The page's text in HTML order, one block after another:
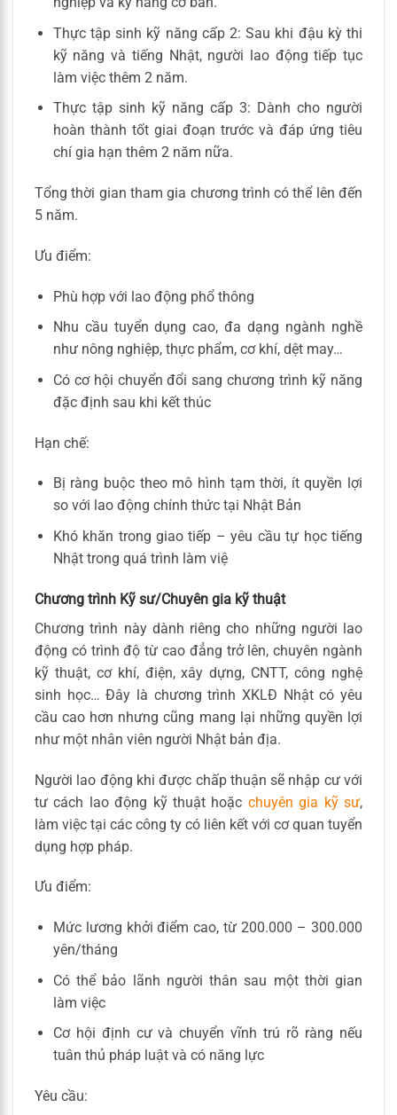
Thực tập sinh kỹ năng cấp 2: Sau khi đậu kỳ thi
kỹ năng và tiếng Nhật, người lao động tiếp tục
làm việc thêm 2 năm.
Thực tập sinh kỹ năng cấp 3: Dành cho người
hoàn thành tốt giai đoạn trước và đáp ứng tiêu
chí gia hạn thêm 2 năm nữa.
Tổng thời gian tham gia chương trình có thể lên đến
5 năm.
Ưu điểm:
Phù hợp với lao động phổ thông
Nhu cầu tuyển dụng cao, đa dạng ngành nghề
như nông nghiệp, thực phẩm, cơ khí, dệt may…
Có cơ hội chuyển đổi sang chương trình kỹ năng
đặc định sau khi kết thúc
Hạn chế:
Bị ràng buộc theo mô hình tạm thời, ít quyền lợi
so với lao động chính thức tại Nhật Bản
Khó khăn trong giao tiếp – yêu cầu tự học tiếng
Nhật trong quá trình làm việ
Chương trình Kỹ sư/Chuyên gia kỹ thuật
Chương trình này dành riêng cho những người lao
động có trình độ từ cao đẳng trở lên, chuyên ngành
kỹ thuật, cơ khí, điện, xây dựng, CNTT, công nghệ
sinh học… Đây là chương trình XKLĐ Nhật có yêu
cầu cao hơn nhưng cũng mang lại những quyền lợi
như một nhân viên người Nhật bản địa.
Người lao động khi được chấp thuận sẽ nhập cư với
tư cách lao động kỹ thuật hoặc chuyên gia kỹ sư,
làm việc tại các công ty có liên kết với cơ quan tuyển
dụng hợp pháp.
Ưu điểm:
Mức lương khởi điểm cao, từ 200.000 – 300.000
yên/tháng
Có thể bảo lãnh người thân sau một thời gian
làm việc
Cơ hội định cư và chuyển vĩnh trú rõ ràng nếu
tuân thủ pháp luật và có năng lực
Yêu cầu: